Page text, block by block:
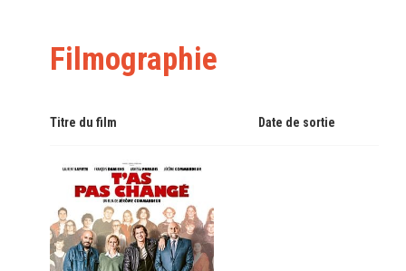
Filmographie
Titre du film Date de sortie